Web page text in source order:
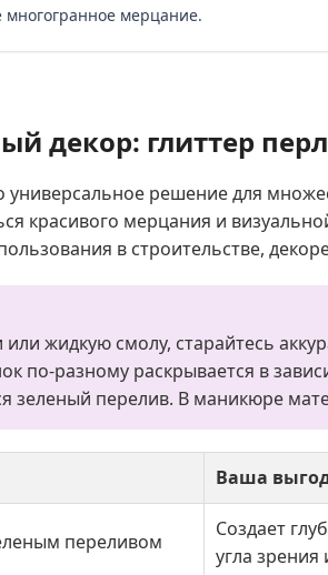
многогранное мерцание.
декор: глиттер
решение для
красивого мерцания и
в строительстве,
жидкую смолу, старайтесь
по-разному раскрывается в
зеленый перелив. В маникюре
Ваша
переливом
Создает
угла